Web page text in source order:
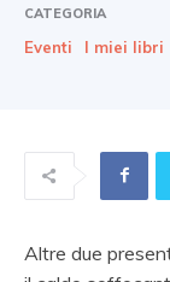
CATEGORIA
Eventi I miei libri
Altre due